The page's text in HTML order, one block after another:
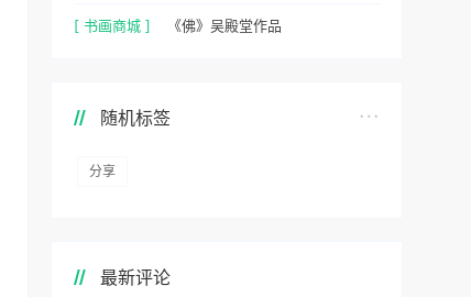
[ 书画商城 ] 《佛》吴殿堂作品
随机标签
分享
最新评论